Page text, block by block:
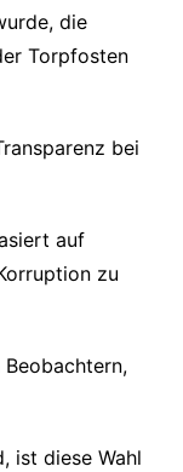
die
Torpfosten
bei
auf
zu
ist diese Wahl